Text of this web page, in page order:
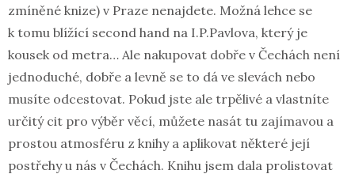
zmíněné knize) v Praze nenajdete. Možná lehce se
k tomu blížící second hand na I.P.Pavlova, který je
kousek od metra… Ale nakupovat dobře v Čechách není
jednoduché, dobře a levně se to dá ve slevách nebo
musíte odcestovat. Pokud jste ale trpělivé a vlastníte
určitý cit pro výběr věcí, můžete nasát tu zajímavou a
prostou atmosféru z knihy a aplikovat některé její
postřehy u nás v Čechách. Knihu jsem dala prolistovat